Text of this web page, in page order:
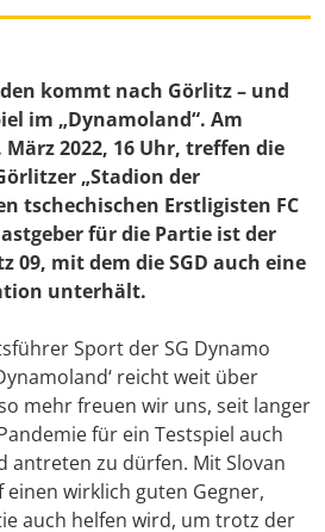
kommt nach Görlitz – und
im „Dynamoland“. Am
2022, 16 Uhr, treffen die
„Stadion der
tschechischen Erstligisten FC
für die Partie ist der
09, mit dem die SGD auch eine
unterhält.
Sport der SG Dynamo
reicht weit über
mehr freuen wir uns, seit langer
für ein Testspiel auch
antreten zu dürfen. Mit Slovan
wirklich guten Gegner,
auch helfen wird, um trotz der